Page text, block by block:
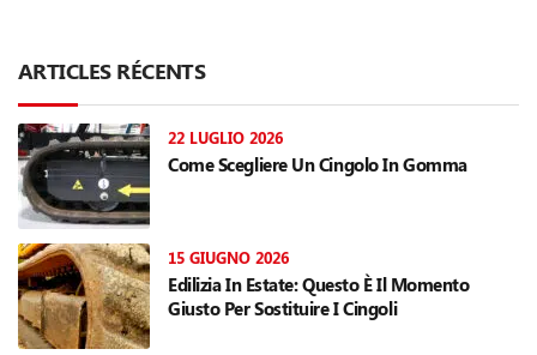
ARTICLES RÉCENTS
22 LUGLIO 2026
Come Scegliere Un Cingolo In Gomma
15 GIUGNO 2026
Edilizia In Estate: Questo È Il Momento
Giusto Per Sostituire I Cingoli